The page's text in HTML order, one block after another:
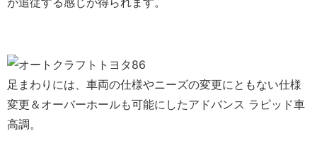
足まわりには、車両の仕様やニーズの変更にともない仕様
変更＆オーバーホールも可能にしたアドバンス ラピッド車
高調。